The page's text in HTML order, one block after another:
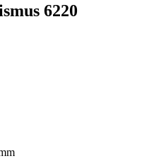
6220